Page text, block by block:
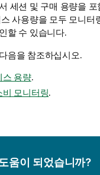
세션 및 구매 용량을 포
사용량을 모두 모니터
할 수 있습니다.
음을 참조하십시오.
스 용량.
비 모니터링.
움이 되었습니까?